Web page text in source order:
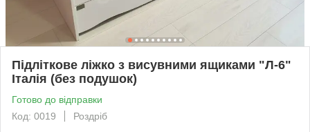
Підліткове ліжко з висувними ящиками "Л-6"
Італія (без подушок)
Готово до відправки
Код: 0019
Роздріб